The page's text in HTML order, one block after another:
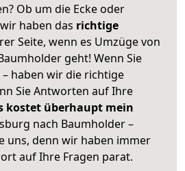
Ob um die Ecke oder
haben das richtige
Seite, wenn es Umzüge von
geht! Wenn Sie
haben wir die richtige
Sie Antworten auf Ihre
kostet überhaupt mein
nach Baumholder –
uns, denn wir haben immer
auf Ihre Fragen parat.